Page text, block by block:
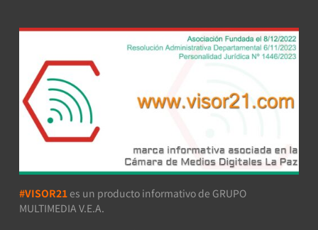
#VISOR21 es un producto informativo de GRUPO
MULTIMEDIA V.E.A.